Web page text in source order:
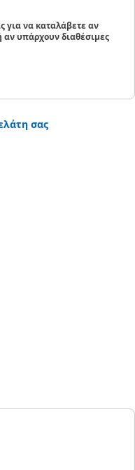
για να καταλάβετε αν
αν υπάρχουν διαθέσιμες
σας